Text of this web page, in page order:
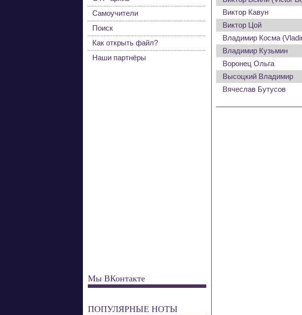
Виктор Кавун
Виктор Цой
Владимир Косма
Владимир Кузьмин
Воронец Ольга
Высоцкий Владимир
Вячеслав Бутусов
Самоучители
Поиск
Как открыть файл?
Наши партнёры
Мы ВКонтакте
ПОПУЛЯРНЫЕ НОТЫ